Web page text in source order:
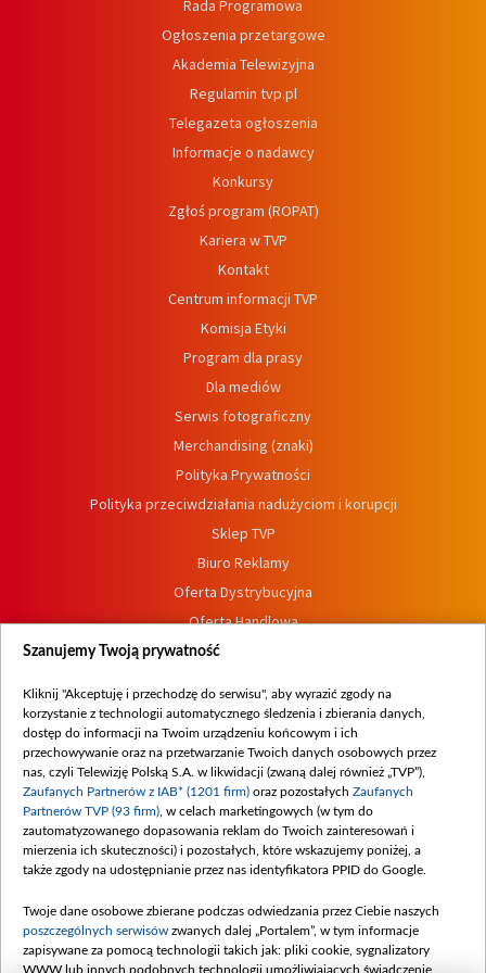
Rada Programowa
Ogłoszenia przetargowe
Akademia Telewizyjna
Regulamin tvp.pl
Telegazeta ogłoszenia
Informacje o nadawcy
Konkursy
Zgłoś program (ROPAT)
Kariera w TVP
Kontakt
Centrum informacji TVP
Komisja Etyki
Program dla prasy
Dla mediów
Serwis fotograficzny
Merchandising (znaki)
Polityka Prywatności
Polityka przeciwdziałania nadużyciom i korupcji
Sklep TVP
Biuro Reklamy
Oferta Dystrybucyjna
Oferta Handlowa
Dostępność
Procedura zgłoszeń wewnętrznych
Szanujemy Twoją prywatność
Kliknij "Akceptuję i przechodzę do serwisu", aby wyrazić zgody na
korzystanie z technologii automatycznego śledzenia i zbierania danych,
dostęp do informacji na Twoim urządzeniu końcowym i ich
przechowywanie oraz na przetwarzanie Twoich danych osobowych przez
nas, czyli Telewizję Polską S.A. w likwidacji (zwaną dalej również „TVP”),
Zaufanych Partnerów z IAB* (1201 firm) oraz pozostałych Zaufanych
Partnerów TVP (93 firm) , w celach marketingowych (w tym do
zautomatyzowanego dopasowania reklam do Twoich zainteresowań i
mierzenia ich skuteczności) i pozostałych, które wskazujemy poniżej, a
także zgody na udostępnianie przez nas identyfikatora PPID do Google.
Twoje dane osobowe zbierane podczas odwiedzania przez Ciebie naszych
poszczególnych serwisów zwanych dalej „Portalem”, w tym informacje
zapisywane za pomocą technologii takich jak: pliki cookie, sygnalizatory
WWW lub innych podobnych technologii umożliwiających świadczenie